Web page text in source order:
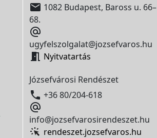
 1082 Budapest, Baross u. 66–
68.

ugyfelszolgalat@jozsefvaros.hu
 Nyitvatartás
Józsefvárosi Rendészet
 +36 80/204-618

info@jozsefvarosirendeszet.hu
rendeszet.jozsefvaros.hu